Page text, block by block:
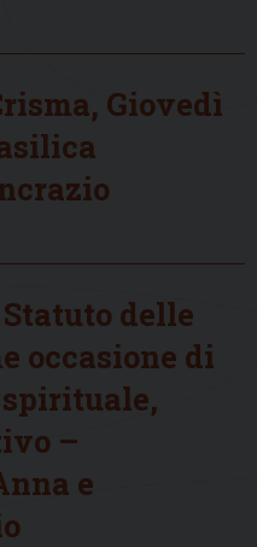
Giovedì
delle
occasione di
–
e